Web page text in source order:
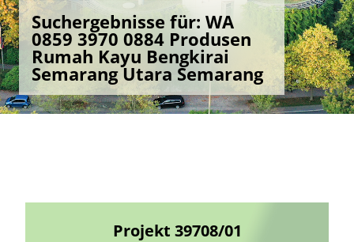
Suchergebnisse für: WA
0859 3970 0884 Produsen
Rumah Kayu Bengkirai
Semarang Utara Semarang
Projekt 39708/01